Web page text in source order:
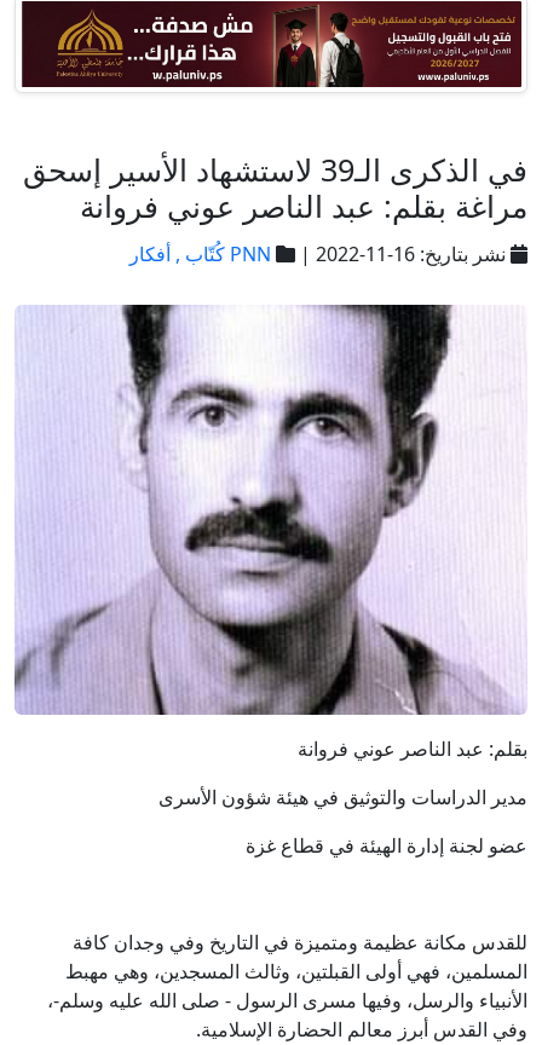
في الذكرى الـ39 لاستشهاد الأسير إسحق
مراغة بقلم: عبد الناصر عوني فروانة
نشر بتاريخ: 16-11-2022 | PNN كُتّاب , أفكار
بقلم: عبد الناصر عوني فروانة
مدير الدراسات والتوثيق في هيئة شؤون الأسرى
عضو لجنة إدارة الهيئة في قطاع غزة
للقدس مكانة عظيمة ومتميزة في التاريخ وفي وجدان كافة
المسلمين، فهي أولى القبلتين، وثالث المسجدين، وهي مهبط
الأنبياء والرسل، وفيها مسرى الرسول - صلى الله عليه وسلم-،
وفي القدس أبرز معالم الحضارة الإسلامية.